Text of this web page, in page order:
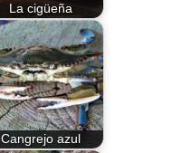
La cigüeña
Cangrejo azul